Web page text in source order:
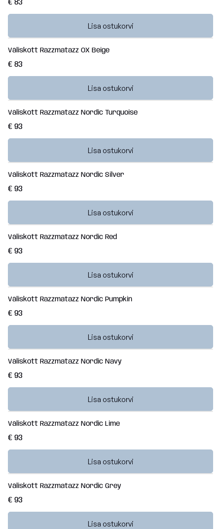
Lisa ostukorvi
Väliskott Razzmatazz OX Beige
€ 83
Lisa ostukorvi
Väliskott Razzmatazz Nordic Turquoise
€ 93
Lisa ostukorvi
Väliskott Razzmatazz Nordic Silver
€ 93
Lisa ostukorvi
Väliskott Razzmatazz Nordic Red
€ 93
Lisa ostukorvi
Väliskott Razzmatazz Nordic Pumpkin
€ 93
Lisa ostukorvi
Väliskott Razzmatazz Nordic Navy
€ 93
Lisa ostukorvi
Väliskott Razzmatazz Nordic Lime
€ 93
Lisa ostukorvi
Väliskott Razzmatazz Nordic Grey
€ 93
Lisa ostukorvi